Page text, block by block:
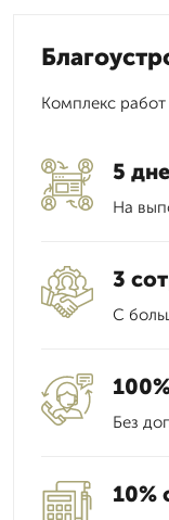
Комплекс
5
На
3
С
Без
10%